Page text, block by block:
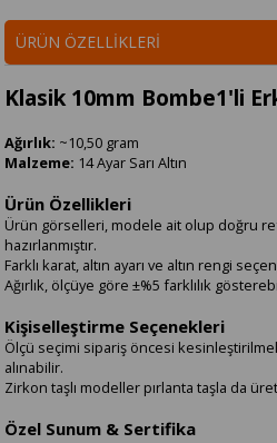
ÜRÜN ÖZELLIKLERI
Klasik 10mm Bombe1'li
Ağırlık: ~10,50 gram
Malzeme: 14 Ayar Sarı Altın
Ürün Özellikleri
Ürün görselleri, modele ait olup doğru
hazırlanmıştır.
Farklı karat, altın ayarı ve altın rengi
Ağırlık, ölçüye göre ±%5 farklılık
Kişiselleştirme Seçenekleri
Ölçü seçimi sipariş öncesi
alınabilir.
Zirkon taşlı modeller pırlanta taşla da
Özel Sunum & Sertifika